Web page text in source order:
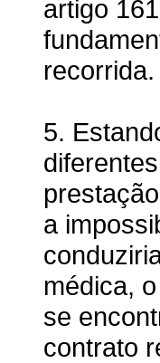
artigo
recorrida.
5.
a
médica,
se
contrato